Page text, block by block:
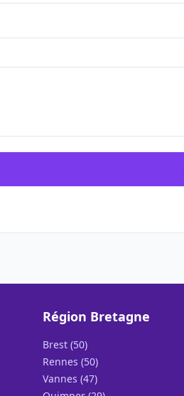
Région Bretagne
Brest (50)
Rennes (50)
Vannes (47)